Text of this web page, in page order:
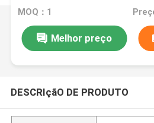
de disco rotativo
MOQ：1
Melhor preço
DESCRIçãO DE PRODUTO